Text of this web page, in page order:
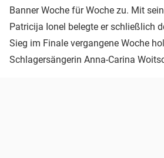
Banner Woche für Woche zu. Mit
Patricija Ionel belegte er schließlich
Sieg im Finale vergangene Woche
Schlagersängerin Anna-Carina